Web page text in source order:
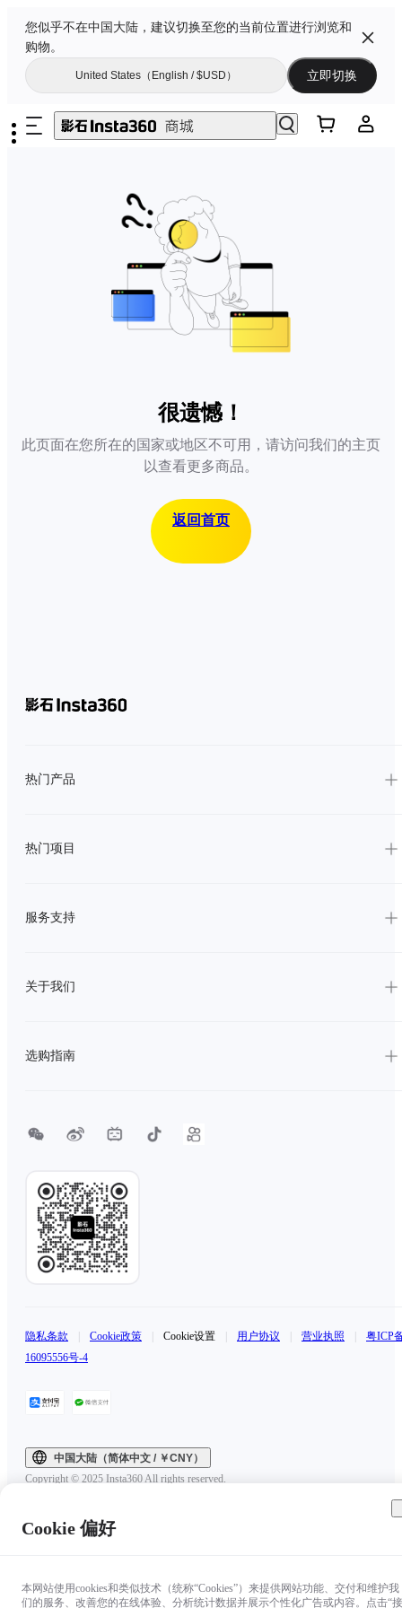
您似乎不在中国大陆，建议切换至您的当前位置进行浏览和
购物。
United States（English / $USD） 立即切换
很遗憾！
此页面在您所在的国家或地区不可用，请访问我们的主页
以查看更多商品。
返回首页
热门产品
热门项目
服务支持
关于我们
选购指南
隐私条款 Cookie政策 Cookie设置 用户协议 营业执照
粤ICP
16095556号-4
中国大陆（简体中文 / ￥CNY）
Copyright © 2025 Insta360 All rights reserved.
Cookie 偏好
本网站使用cookies和类似技术（统称“Cookies”）来提供网站功能、交付和维护我
们的服务、改善您的在线体验、分析统计数据并展示个性化广告或内容。点击“接